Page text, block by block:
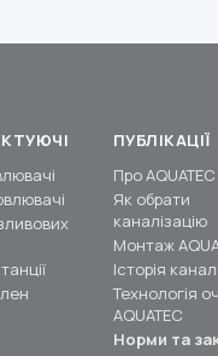
ПУБЛІКАЦІЇ
Про AQUATEC
Як обрати
каналізацію
Монтаж
Історія
Технологія
AQUATEC
Норми та